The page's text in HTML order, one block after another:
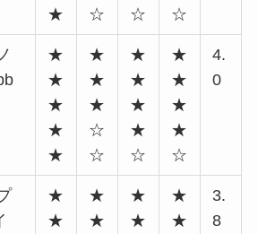
★
☆
☆
☆
★
★
★
★
★
★
★
★
☆
☆
★
★
★
★
☆
★
★
★
★
☆
4.
0
★
★
★
★
★
★
★
★
3.
8